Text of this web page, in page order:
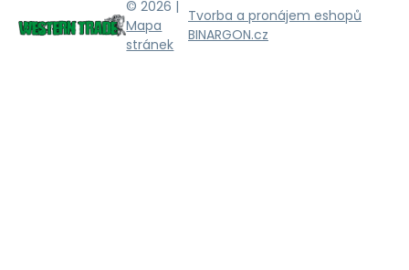
© 2026 |
Mapa
stránek
Tvorba a pronájem eshopů
BINARGON.cz